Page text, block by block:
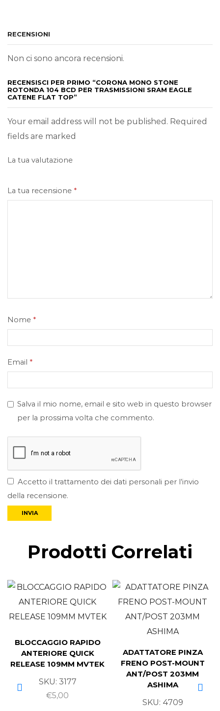
RECENSIONI
Non ci sono ancora recensioni.
RECENSISCI PER PRIMO “CORONA MONO STONE
ROTONDA 104 BCD PER TRASMISSIONI SRAM EAGLE
CATENE FLAT TOP”
Your email address will not be published. Required
fields are marked
La tua valutazione
La tua recensione *
Nome *
Email *
Salva il mio nome, email e sito web in questo browser
per la prossima volta che commento.
Accetto il trattamento dei dati personali per l’invio
della recensione.
Prodotti Correlati
BLOCCAGGIO RAPIDO
ANTERIORE QUICK
RELEASE 109MM MVTEK
SKU: 3177
€5,00
ADATTATORE PINZA
FRENO POST-MOUNT
ANT/POST 203MM
ASHIMA
SKU: 4709